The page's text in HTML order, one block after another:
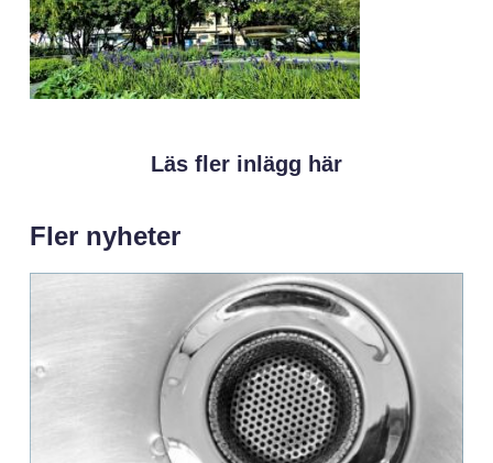
Läs fler inlägg här
Fler nyheter